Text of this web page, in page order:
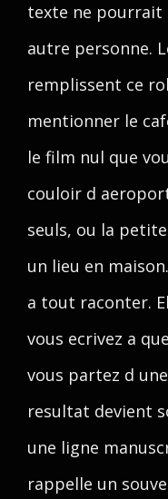
texte ne pourrait
autre personne.
remplissent ce
mentionner le
le film nul que
couloir d
seuls, ou la
un lieu en
a tout raconter.
vous ecrivez a
vous partez d
resultat devient
une ligne
rappelle un